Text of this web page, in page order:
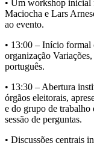
• Um workshop inicial
Maciocha e Lars
ao evento.
• 13:00 – Início formal
organização
português.
• 13:30 – Abertura
órgãos eleitorais,
e do grupo de trabalho
sessão de perguntas.
• Discussões centrais